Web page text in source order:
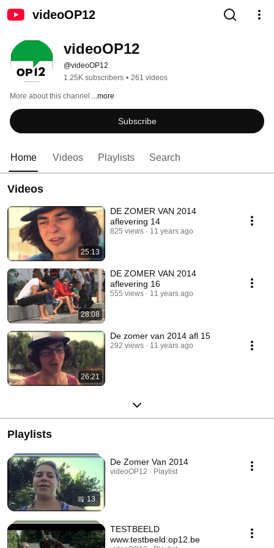
videoOP12
videoOP12
@videoOP12
1.25K subscribers • 261 videos
More about this channel ...more
Subscribe
Home Videos Playlists Search
Videos
25:13
DE ZOMER VAN 2014
aflevering 14
825 views 11 years ago
28:08
DE ZOMER VAN 2014
aflevering 16
555 views 11 years ago
26:21
De zomer van 2014 afl 15
292 views 11 years ago
Playlists
13
De Zomer Van 2014
videoOP12 · Playlist
TESTBEELD
www.testbeeld.op12.be